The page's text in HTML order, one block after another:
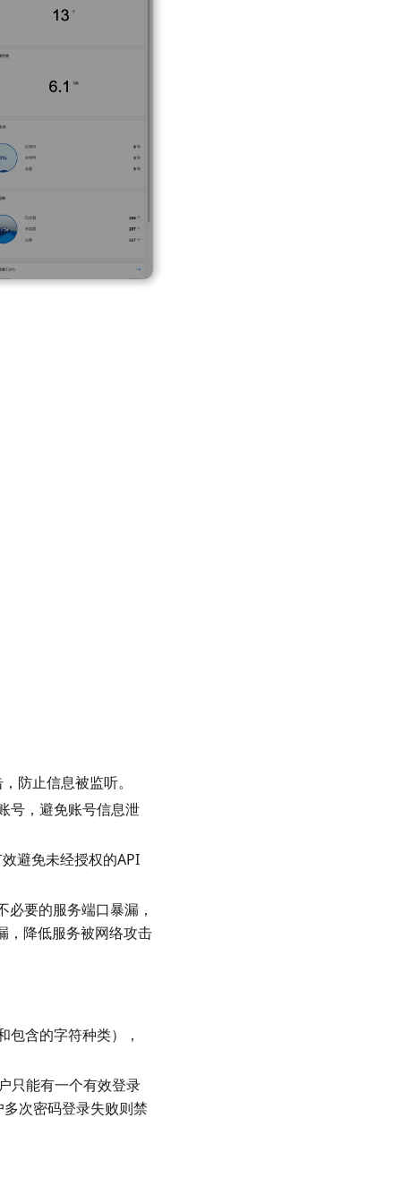
防止信息被监听。
号，避免账号信息泄
避免未经授权的API
要的服务端口暴漏，
，降低服务被网络攻击
含的字符种类），
只能有一个有效登录
次密码登录失败则禁